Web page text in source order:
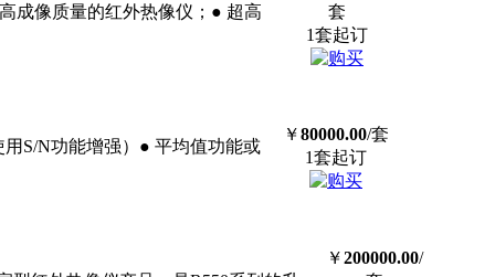
成像质量的红外热像仪；● 超高
套
1套起订
S/N功能增强）● 平均值功能或
￥80000.00/套
1套起订
￥200000.00/